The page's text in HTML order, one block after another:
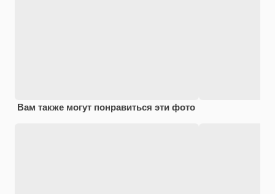
Вам также могут понравиться эти фото